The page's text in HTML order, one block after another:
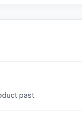
past.